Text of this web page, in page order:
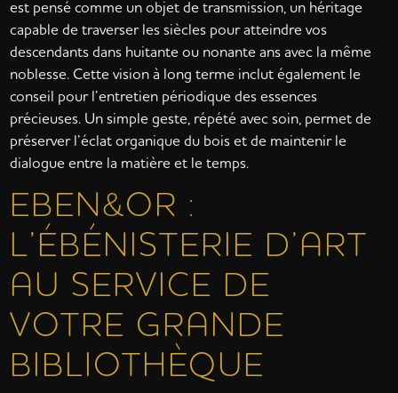
est pensé comme un objet de transmission, un héritage
capable de traverser les siècles pour atteindre vos
descendants dans huitante ou nonante ans avec la même
noblesse. Cette vision à long terme inclut également le
conseil pour l’entretien périodique des essences
précieuses. Un simple geste, répété avec soin, permet de
préserver l’éclat organique du bois et de maintenir le
dialogue entre la matière et le temps.
EBEN&OR :
L’ÉBÉNISTERIE D’ART
AU SERVICE DE
VOTRE GRANDE
BIBLIOTHÈQUE